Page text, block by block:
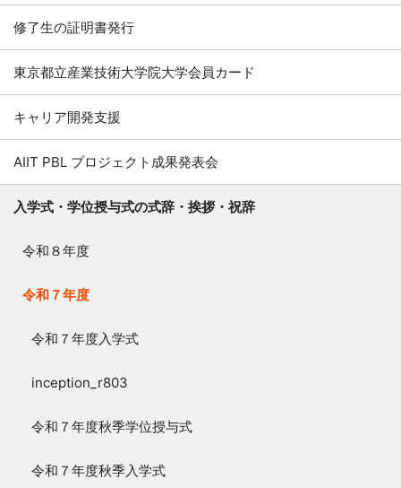
修了生の証明書発行
東京都立産業技術大学院大学会員カード
キャリア開発支援
AIIT PBL プロジェクト成果発表会
入学式・学位授与式の式辞・挨拶・祝辞
令和８年度
令和７年度
令和７年度入学式
inception_r803
令和７年度秋季学位授与式
令和７年度秋季入学式